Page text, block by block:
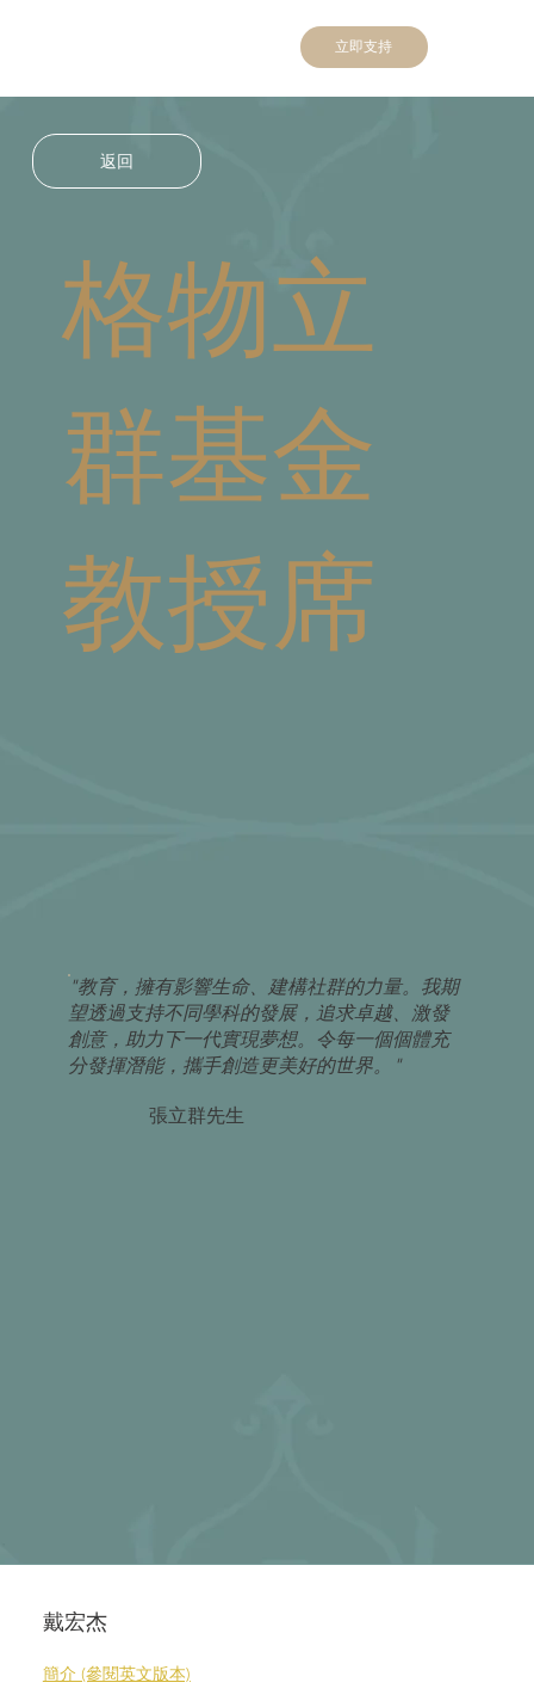
立即支持
"教育，擁有影響生命、建構社群的力量。我期
望透過支持不同學科的發展，追求卓越、激發
創意，助力下一代實現夢想。令每一個個體充
分發揮潛能，攜手創造更美好的世界。"
張立群先生
格物立
群基金
教授席
返回
簡介 (參閱英文版本)
戴宏杰